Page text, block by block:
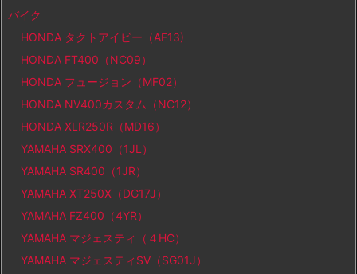
バイク
HONDA タクトアイビー（AF13)
HONDA FT400（NC09）
HONDA フュージョン（MF02）
HONDA NV400カスタム（NC12）
HONDA XLR250R（MD16）
YAMAHA SRX400（1JL）
YAMAHA SR400（1JR）
YAMAHA XT250X（DG17J）
YAMAHA FZ400（4YR）
YAMAHA マジェスティ（４HC）
YAMAHA マジェスティSV（SG01J）